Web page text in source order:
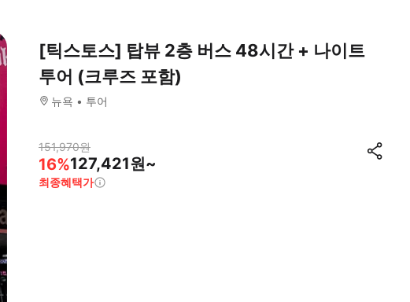
[틱스토스] 탑뷰 2층 버스 48시간 + 나이트
투어 (크루즈 포함)
뉴욕 투어
151,970원
16%127,421원~
최종혜택가